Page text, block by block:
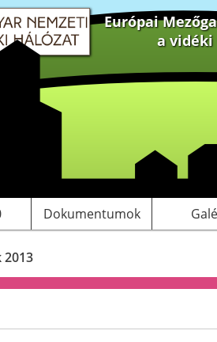
Európai
a vidéki
Dokumentumok
2013
Működési költségeink